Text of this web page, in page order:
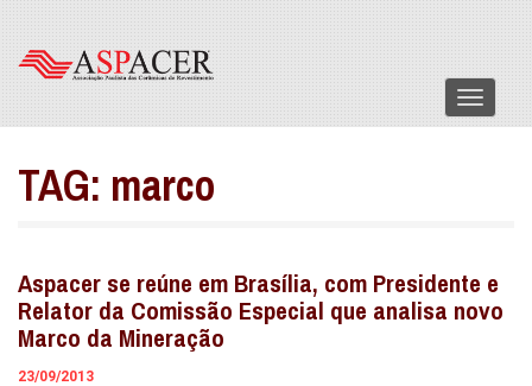
Menu
TAG: marco
Aspacer se reúne em Brasília, com Presidente e
Relator da Comissão Especial que analisa novo
Marco da Mineração
23/09/2013